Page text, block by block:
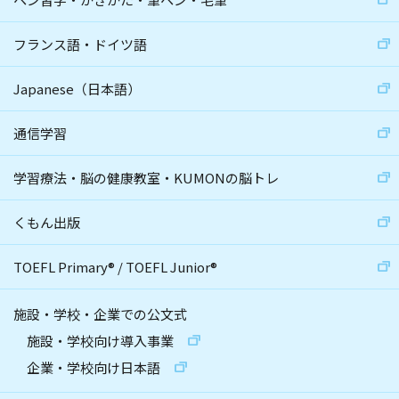
フランス語・ドイツ語
Japanese（日本語）
通信学習
学習療法・脳の健康教室・KUMONの脳トレ
くもん出版
TOEFL Primary® /TOEFL Junior®
施設・学校・企業での公文式
施設・学校向け導入事業
企業・学校向け日本語